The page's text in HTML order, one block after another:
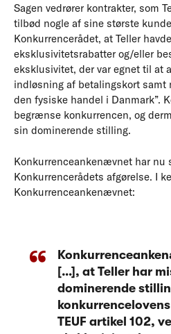
Sagen vedrører kontrakter, som
tilbød nogle af sine største
Konkurrencerådet, at Teller
eksklusivitetsrabatter og/eller
eksklusivitet, der var egnet til at
indløsning af betalingskort samt
den fysiske handel i Danmark”.
begrænse konkurrencen, og
sin dominerende stilling.
Konkurrenceankenævnet har
Konkurrencerådets afgørelse. I
Konkurrenceankenævnet:
[…], at Teller har
dominerende
konkurrencelovens
TEUF artikel 102,